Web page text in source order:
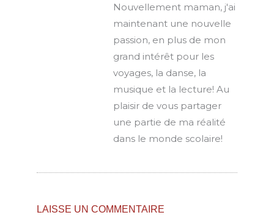
Nouvellement maman, j'ai
maintenant une nouvelle
passion, en plus de mon
grand intérêt pour les
voyages, la danse, la
musique et la lecture! Au
plaisir de vous partager
une partie de ma réalité
dans le monde scolaire!
LAISSE UN COMMENTAIRE